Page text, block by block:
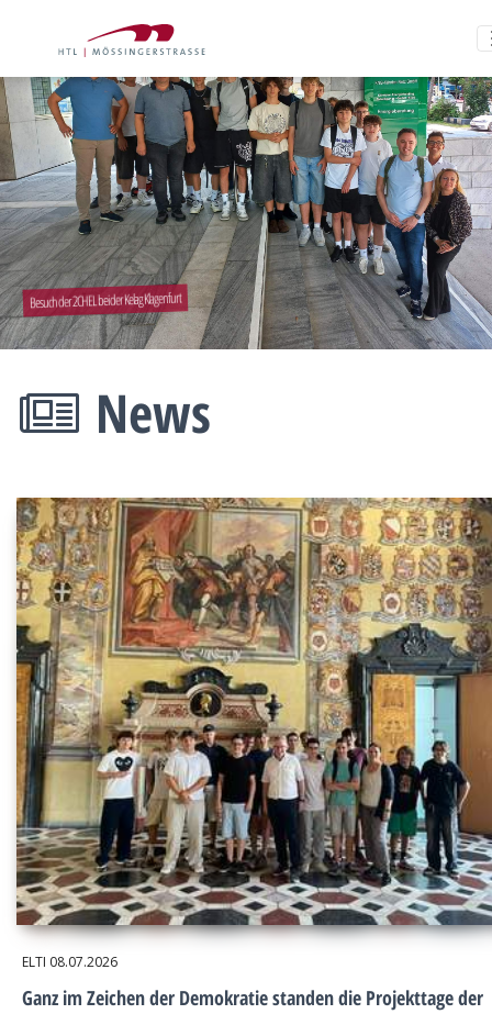
Besuch der 2CHEL bei der Kelag Klagenfurt
News
ELTI 08.07.2026
Ganz im Zeichen der Demokratie standen die Projekttage der